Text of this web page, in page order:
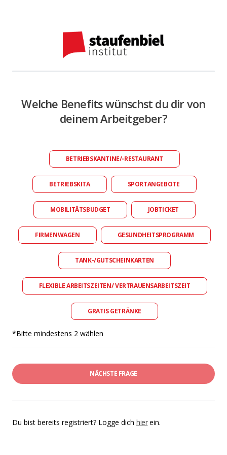
Welche Benefits wünschst du dir von
deinem Arbeitgeber?
BETRIEBSKANTINE/-RESTAURANT
BETRIEBSKITA SPORTANGEBOTE
MOBILITÄTSBUDGET JOBTICKET
FIRMENWAGEN GESUNDHEITSPROGRAMM
TANK-/GUTSCHEINKARTEN
FLEXIBLE ARBEITSZEITEN/ VERTRAUENSARBEITSZEIT
GRATIS GETRÄNKE
*Bitte mindestens 2 wählen
NÄCHSTE FRAGE
Du bist bereits registriert? Logge dich hierein.